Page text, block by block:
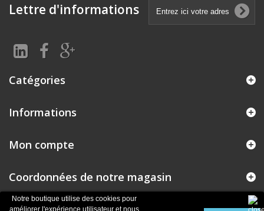
Notre boutique utilise des cookies pour
améliorer l'expérience utilisateur et nous
Lettre d'informations
Catégories
Informations
Mon compte
Coordonnées de notre magasin